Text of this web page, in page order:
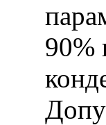
90%